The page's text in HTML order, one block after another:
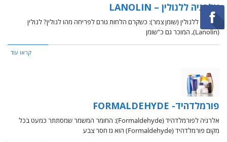
אלרגיה ללנולין – LANOLIN
אלרגיה ללנולין (שומן צמר): כשקרם הלחות גורם לפריחה מהו לנולין? לנולין
(Lanolin), המוכר גם כ"שומן
קראו עוד
פורמלדהיד- FORMALDEHYDE
אלרגיה לפורמלדהיד (Formaldehyde): החומר המשמר שמסתתר כמעט בכל
מקום פורמלדהיד (Formaldehyde) הוא גז חסר צבע